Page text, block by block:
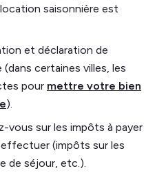
saisonnière est
et déclaration de
(dans certaines villes, les
pour mettre votre bien
).
vous sur les impôts à payer
(impôts sur les
de séjour, etc.).